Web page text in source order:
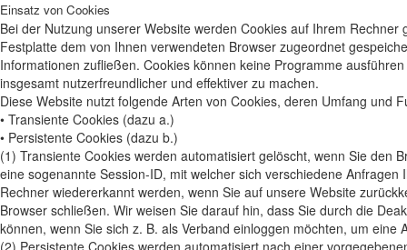
Einsatz von Cookies
Bei der Nutzung unserer Website werden Cookies auf Ihrem
Festplatte dem von Ihnen verwendeten Browser zugeordnet
Informationen zufließen. Cookies können keine Programme
insgesamt nutzerfreundlicher und effektiver zu machen.
Diese Website nutzt folgende Arten von Cookies, deren Umfang und
• Transiente Cookies (dazu a.)
• Persistente Cookies (dazu b.)
(1) Transiente Cookies werden automatisiert gelöscht, wenn Sie den
eine sogenannte Session-ID, mit welcher sich verschiedene
Rechner wiedererkannt werden, wenn Sie auf unsere Website
Browser schließen. Wir weisen Sie darauf hin, dass Sie durch die
können, wenn Sie sich z. B. als Verband einloggen möchten, um eine
(2) Persistente Cookies werden automatisiert nach einer